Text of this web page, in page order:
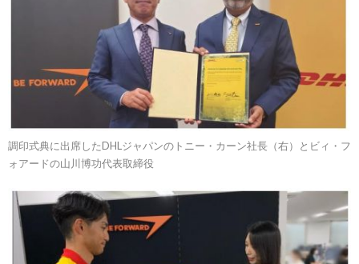
調印式典に出席したDHLジャパンのトニー・カーン社長（右）とビィ・フ
ォアードの山川博功代表取締役